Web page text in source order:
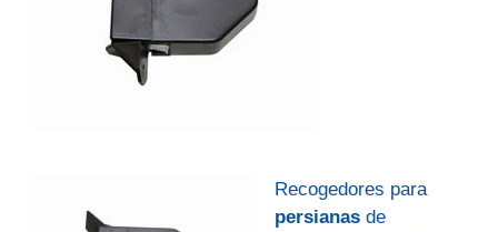
Recogedores para
persianas de